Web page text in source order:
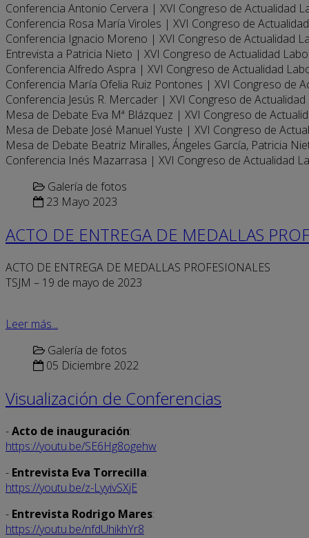
Conferencia Antonio Cervera | XVI Congreso de Actualidad
Conferencia Rosa María Viroles | XVI Congreso de
Conferencia Ignacio Moreno | XVI Congreso de Actualidad
Entrevista a Patricia Nieto | XVI Congreso de Actualidad
Conferencia Alfredo Aspra | XVI Congreso de Actualidad
Conferencia María Ofelia Ruiz Pontones | XVI Congreso de
Conferencia Jesús R. Mercader | XVI Congreso de
Mesa de Debate Eva Mª Blázquez | XVI Congreso de
Mesa de Debate José Manuel Yuste | XVI Congreso de
Mesa de Debate Beatriz Miralles, Ángeles García, Patricia
Conferencia Inés Mazarrasa | XVI Congreso de Actualidad
Galería de fotos
23 Mayo 2023
ACTO DE ENTREGA DE MEDALLAS
ACTO DE ENTREGA DE MEDALLAS PROFESIONALES
TSJM – 19 de mayo de 2023
Leer más...
Galería de fotos
05 Diciembre 2022
Visualización de Conferencias
-Acto de inauguración:
https://youtu.be/SE6Hg8ogehw
- Entrevista Eva Torrecilla:
https://youtu.be/z-LyyivSXjE
- Entrevista Rodrigo Mares:
https://youtu.be/nfdUhikhYr8